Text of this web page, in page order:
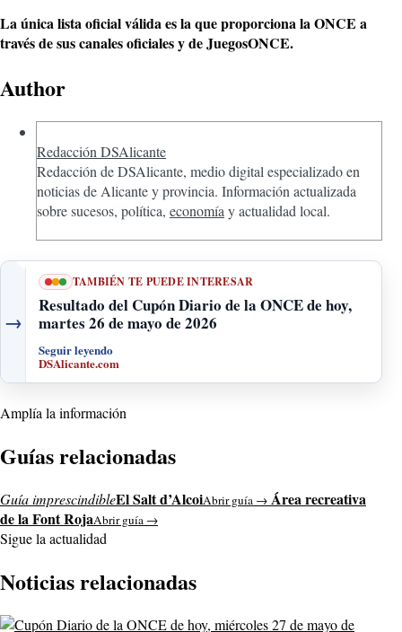
La única lista oficial válida es la que proporciona la ONCE a
través de sus canales oficiales y de JuegosONCE.
Author
Redacción DSAlicante
Redacción de DSAlicante, medio digital especializado en
noticias de Alicante y provincia. Información actualizada
sobre sucesos, política, economía y actualidad local.
→
TAMBIÉN TE PUEDE INTERESAR
Resultado del Cupón Diario de la ONCE de hoy,
martes 26 de mayo de 2026
Seguir leyendo
DSAlicante.com
Amplía la información
Guías relacionadas
Guía imprescindibleEl Salt d’AlcoiAbrir guía → Área recreativa
de la Font RojaAbrir guía →
Sigue la actualidad
Noticias relacionadas